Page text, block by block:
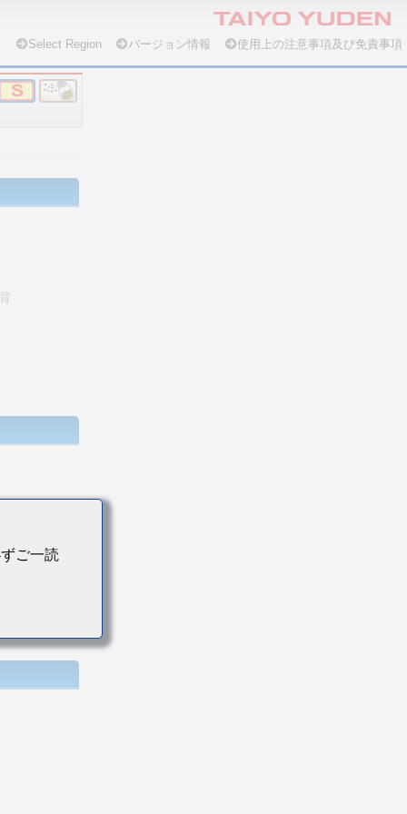
Select Region バージョン情報 使用上の注意事項及び免責事項
ご一読